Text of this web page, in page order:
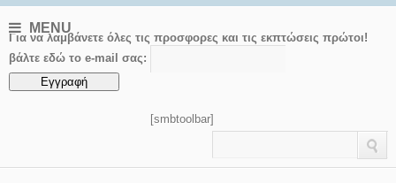
MENU
Για να λαμβάνετε όλες τις προσφορες και τις εκπτώσεις πρώτοι!
βάλτε εδώ το e-mail σας:
[smbtoolbar]